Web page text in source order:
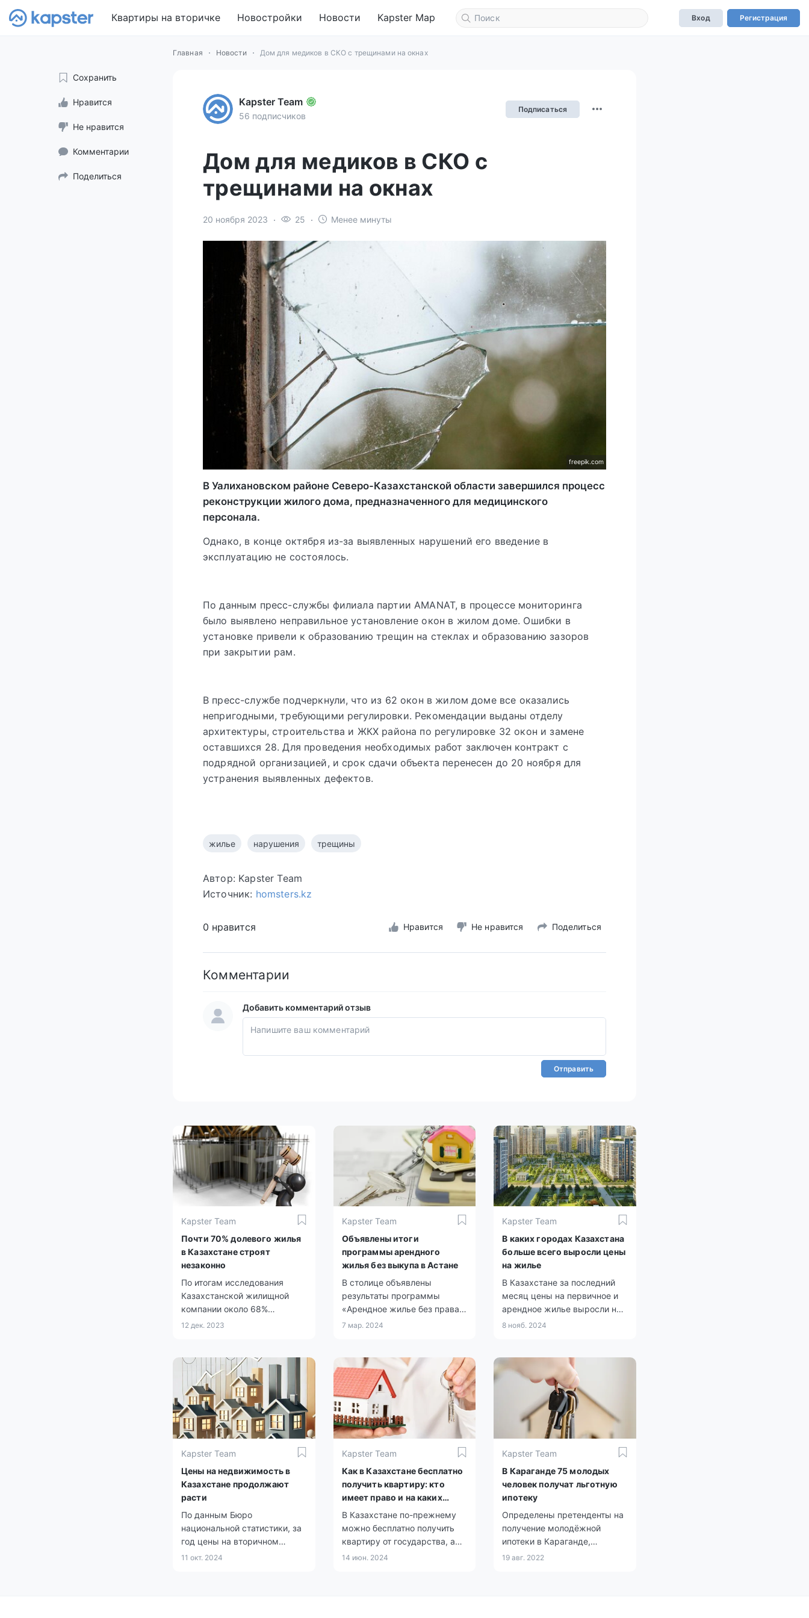
Квартиры на вторичке Новостройки Новости Kapster Map Вход Регистрация
Главная Новости Дом для медиков в СКО с трещинами на окнах
Сохранить
Нравится
Не нравится
Комментарии
Поделиться
Kapster Team
56 подписчиков
Подписаться
Дом для медиков в СКО с
трещинами на окнах
20 ноября 2023 25 Менее минуты
freepik.com
В Уалихановском районе Северо-Казахстанской области завершился процесс
реконструкции жилого дома, предназначенного для медицинского
персонала.
Однако, в конце октября из-за выявленных нарушений его введение в
эксплуатацию не состоялось.
По данным пресс-службы филиала партии AMANAT, в процессе мониторинга
было выявлено неправильное установление окон в жилом доме. Ошибки в
установке привели к образованию трещин на стеклах и образованию зазоров
при закрытии рам.
В пресс-службе подчеркнули, что из 62 окон в жилом доме все оказались
непригодными, требующими регулировки. Рекомендации выданы отделу
архитектуры, строительства и ЖКХ района по регулировке 32 окон и замене
оставшихся 28. Для проведения необходимых работ заключен контракт с
подрядной организацией, и срок сдачи объекта перенесен до 20 ноября для
устранения выявленных дефектов.
жилье нарушения трещины
Автор: Kapster Team
Источник: homsters.kz
0 нравится Нравится Не нравится Поделиться
Комментарии
Добавить комментарий отзыв
Отправить
Kapster Team
Почти 70% долевого жилья
в Казахстане строят
незаконно
По итогам исследования
Казахстанской жилищной
компании около 68%
долевого жилья в стране
12 дек. 2023
Kapster Team
Объявлены итоги
программы арендного
жилья без выкупа в Астане
В столице объявлены
результаты программы
«Арендное жилье без права
выкупа» для многодетных
родителей, а также для
социально уязвимых групп
населения.
7 мар. 2024
Kapster Team
В каких городах Казахстана
больше всего выросли цены
на жилье
В Казахстане за последний
месяц цены на первичное и
арендное жилье выросли на
0,6%, тогда как стоимость
8 нояб. 2024
Kapster Team
Цены на недвижимость в
Казахстане продолжают
расти
По данным Бюро
национальной статистики, за
год цены на вторичном
рынке жилья выросли на 5%,
11 окт. 2024
Kapster Team
Как в Казахстане бесплатно
получить квартиру: кто
имеет право и на каких
условиях
В Казахстане по-прежнему
можно бесплатно получить
квартиру от государства, а
реформы жилищной политики
14 июн. 2024
Kapster Team
В Караганде 75 молодых
человек получат льготную
ипотеку
Определены претенденты на
получение молодёжной
ипотеки в Караганде,
передает информационная
19 авг. 2022